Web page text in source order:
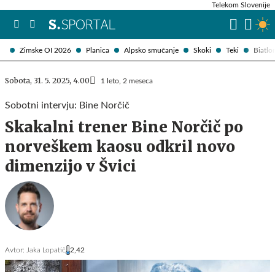
Zimske OI 2026 Planica Alpsko smučanje Skoki Teki
Telekom Slovenije
Sobota, 31. 5. 2025, 4.00 1 leto, 2 meseca
Sobotni intervju: Bine Norčič
Skakalni trener Bine Norčič po
norveškem kaosu odkril novo
dimenzijo v Švici
Avtor: Jaka Lopatič 2,42